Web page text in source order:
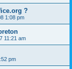
?
1:08 pm
11:21 am
pm